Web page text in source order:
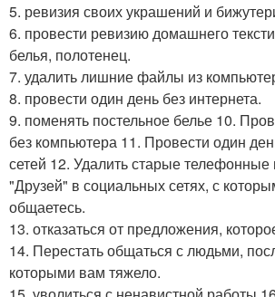
5. ревизия своих украшений и
6. провести ревизию домашнего
белья, полотенец.
7. удалить лишние файлы из
8. провести один день без интернета.
9. поменять постельное белье 10.
без компьютера 11. Провести один
сетей 12. Удалить старые
"Друзей" в социальных сетях, с
общаетесь.
13. отказаться от предложения,
14. Перестать общаться с людьми,
которыми вам тяжело.